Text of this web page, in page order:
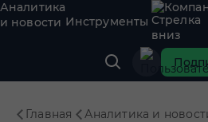
Аналитика
и новости Инструменты
Главная Аналитика и